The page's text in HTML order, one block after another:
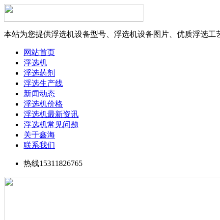
本站为您提供浮选机设备型号、浮选机设备图片、优质浮选工
网站首页
浮选机
浮选药剂
浮选生产线
新闻动态
浮选机价格
浮选机最新资讯
浮选机常见问题
关于鑫海
联系我们
热线15311826765